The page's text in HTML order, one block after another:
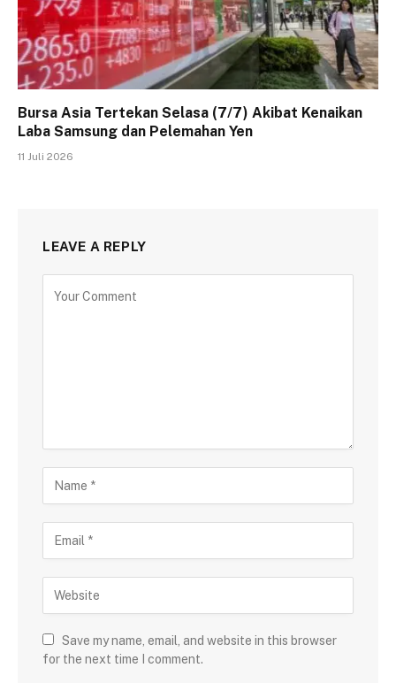
Bursa Asia Tertekan Selasa (7/7) Akibat Kenaikan
Laba Samsung dan Pelemahan Yen
11 Juli 2026
LEAVE A REPLY
Save my name, email, and website in this browser
for the next time I comment.